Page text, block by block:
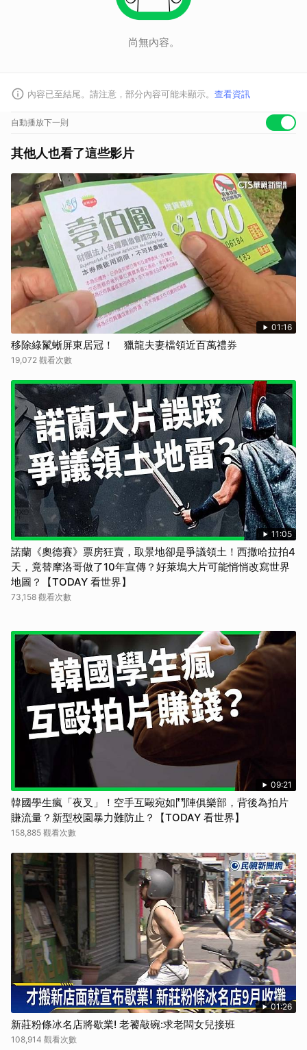
尚無內容。
內容已至結尾。請注意，部分內容可能未顯示。 查看資訊
自動播放下一則
其他人也看了這些影片
01:16
移除綠鬣蜥屏東居冠！ 獵龍夫妻檔領近百萬禮券
19,072 觀看次數
11:05
諾蘭《奧德賽》票房狂賣，取景地卻是爭議領土！西撒哈拉拍4
天，竟替摩洛哥做了10年宣傳？好萊塢大片可能悄悄改寫世界
地圖？【TODAY 看世界】
73,158 觀看次數
09:21
韓國學生瘋「夜叉」！空手互毆宛如鬥陣俱樂部，背後為拍片
賺流量？新型校園暴力難防止？【TODAY 看世界】
158,885 觀看次數
01:26
新莊粉條冰名店將歇業! 老饕敲碗:求老闆女兒接班
108,914 觀看次數